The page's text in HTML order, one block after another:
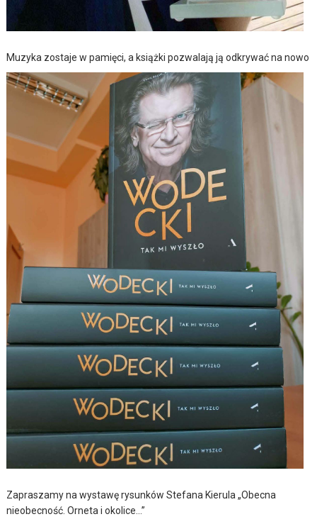
Muzyka zostaje w pamięci, a książki pozwalają ją odkrywać na nowo
Zapraszamy na wystawę rysunków Stefana Kierula „Obecna
nieobecność. Orneta i okolice…”